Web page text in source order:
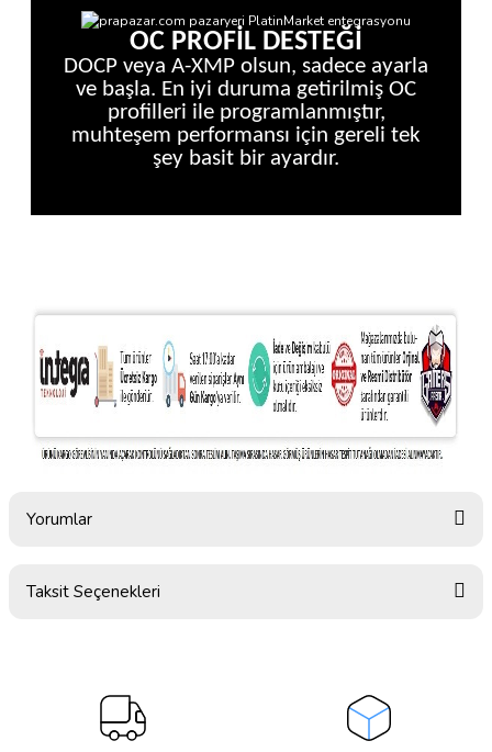
OC PROFİL DESTEĞİ
DOCP veya A-XMP olsun, sadece ayarla
ve başla. En iyi duruma getirilmiş OC
profilleri ile programlanmıştır,
muhteşem performansı için gereli tek
şey basit bir ayardır.
Yorumlar
Taksit Seçenekleri